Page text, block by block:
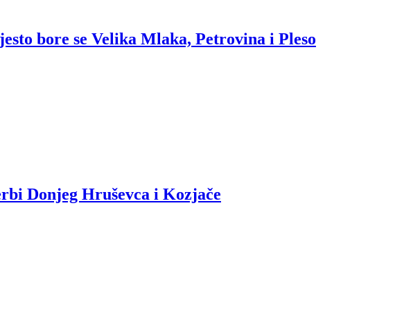
bore se Velika Mlaka, Petrovina i Pleso
Donjeg Hruševca i Kozjače